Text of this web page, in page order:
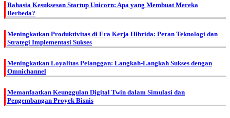
Rahasia Kesuksesan Startup Unicorn: Apa yang Membuat Mereka
Berbeda?
Meningkatkan Produktivitas di Era Kerja Hibrida: Peran Teknologi dan
Strategi Implementasi Sukses
Meningkatkan Loyalitas Pelanggan: Langkah-Langkah Sukses dengan
Omnichannel
Memanfaatkan Keunggulan Digital Twin dalam Simulasi dan
Pengembangan Proyek Bisnis